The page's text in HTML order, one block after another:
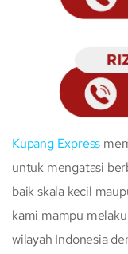
Kupang Express
untuk mengatasi
baik skala kecil
kami mampu
wilayah Indonesia